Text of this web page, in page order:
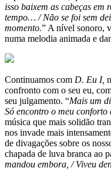
isso baixem as cabeças em
tempo… / Não se foi sem
momento.” A nível sonoro,
numa melodia animada e
Continuamos com D. Eu I,
confronto com o seu eu,
seu julgamento. “Mais um
Só encontro o meu conforto
música que mais solidão
nos invade mais
de divagações sobre os
chapada de luva branca ao
mandou embora, / Viveu